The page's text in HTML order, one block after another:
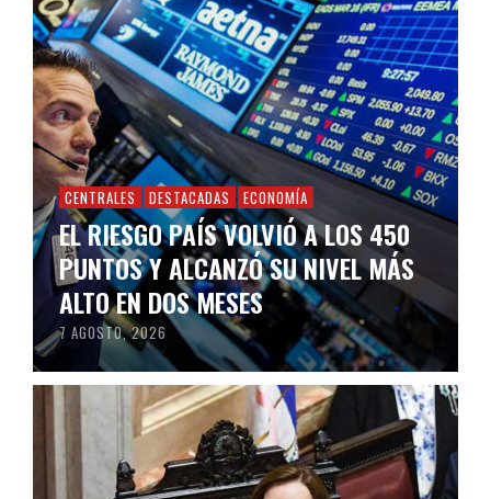
CENTRALES DESTACADAS ECONOMÍA
EL RIESGO PAÍS VOLVIÓ A LOS 450
PUNTOS Y ALCANZÓ SU NIVEL MÁS
ALTO EN DOS MESES
7 AGOSTO, 2026